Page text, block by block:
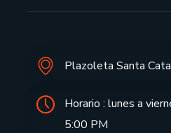
Plazoleta Santa
Horario : lunes a
5:00 PM